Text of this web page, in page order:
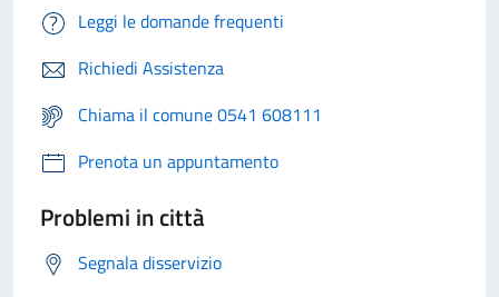
Leggi le domande frequenti
Richiedi Assistenza
Chiama il comune 0541 608111
Prenota un appuntamento
Problemi in città
Segnala disservizio